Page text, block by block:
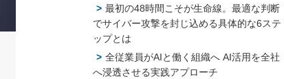
けたAIシステムを本格稼働
4
CRAの要求を満たすSBOMは「ソフトウ
ェアBOM」ではなく「セキュアBOM」
【第3回】
めているのか【第25回】
4
製造業の現場の暗黙知を組織横断で活用
するためのナレッジ管理基盤、LIGHTzが
提供
最初の48時間こそが生命線。最適な判断
でサイバー攻撃を封じ込める具体的な6ステ
ップとは
全従業員がAIと働く組織へ AI活用を全社
へ浸透させる実践アプローチ